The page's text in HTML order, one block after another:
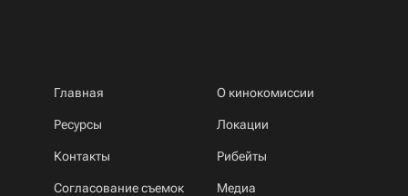
Главная О кинокомиссии
Ресурсы Локации
Контакты Рибейты
Согласование съемок Медиа